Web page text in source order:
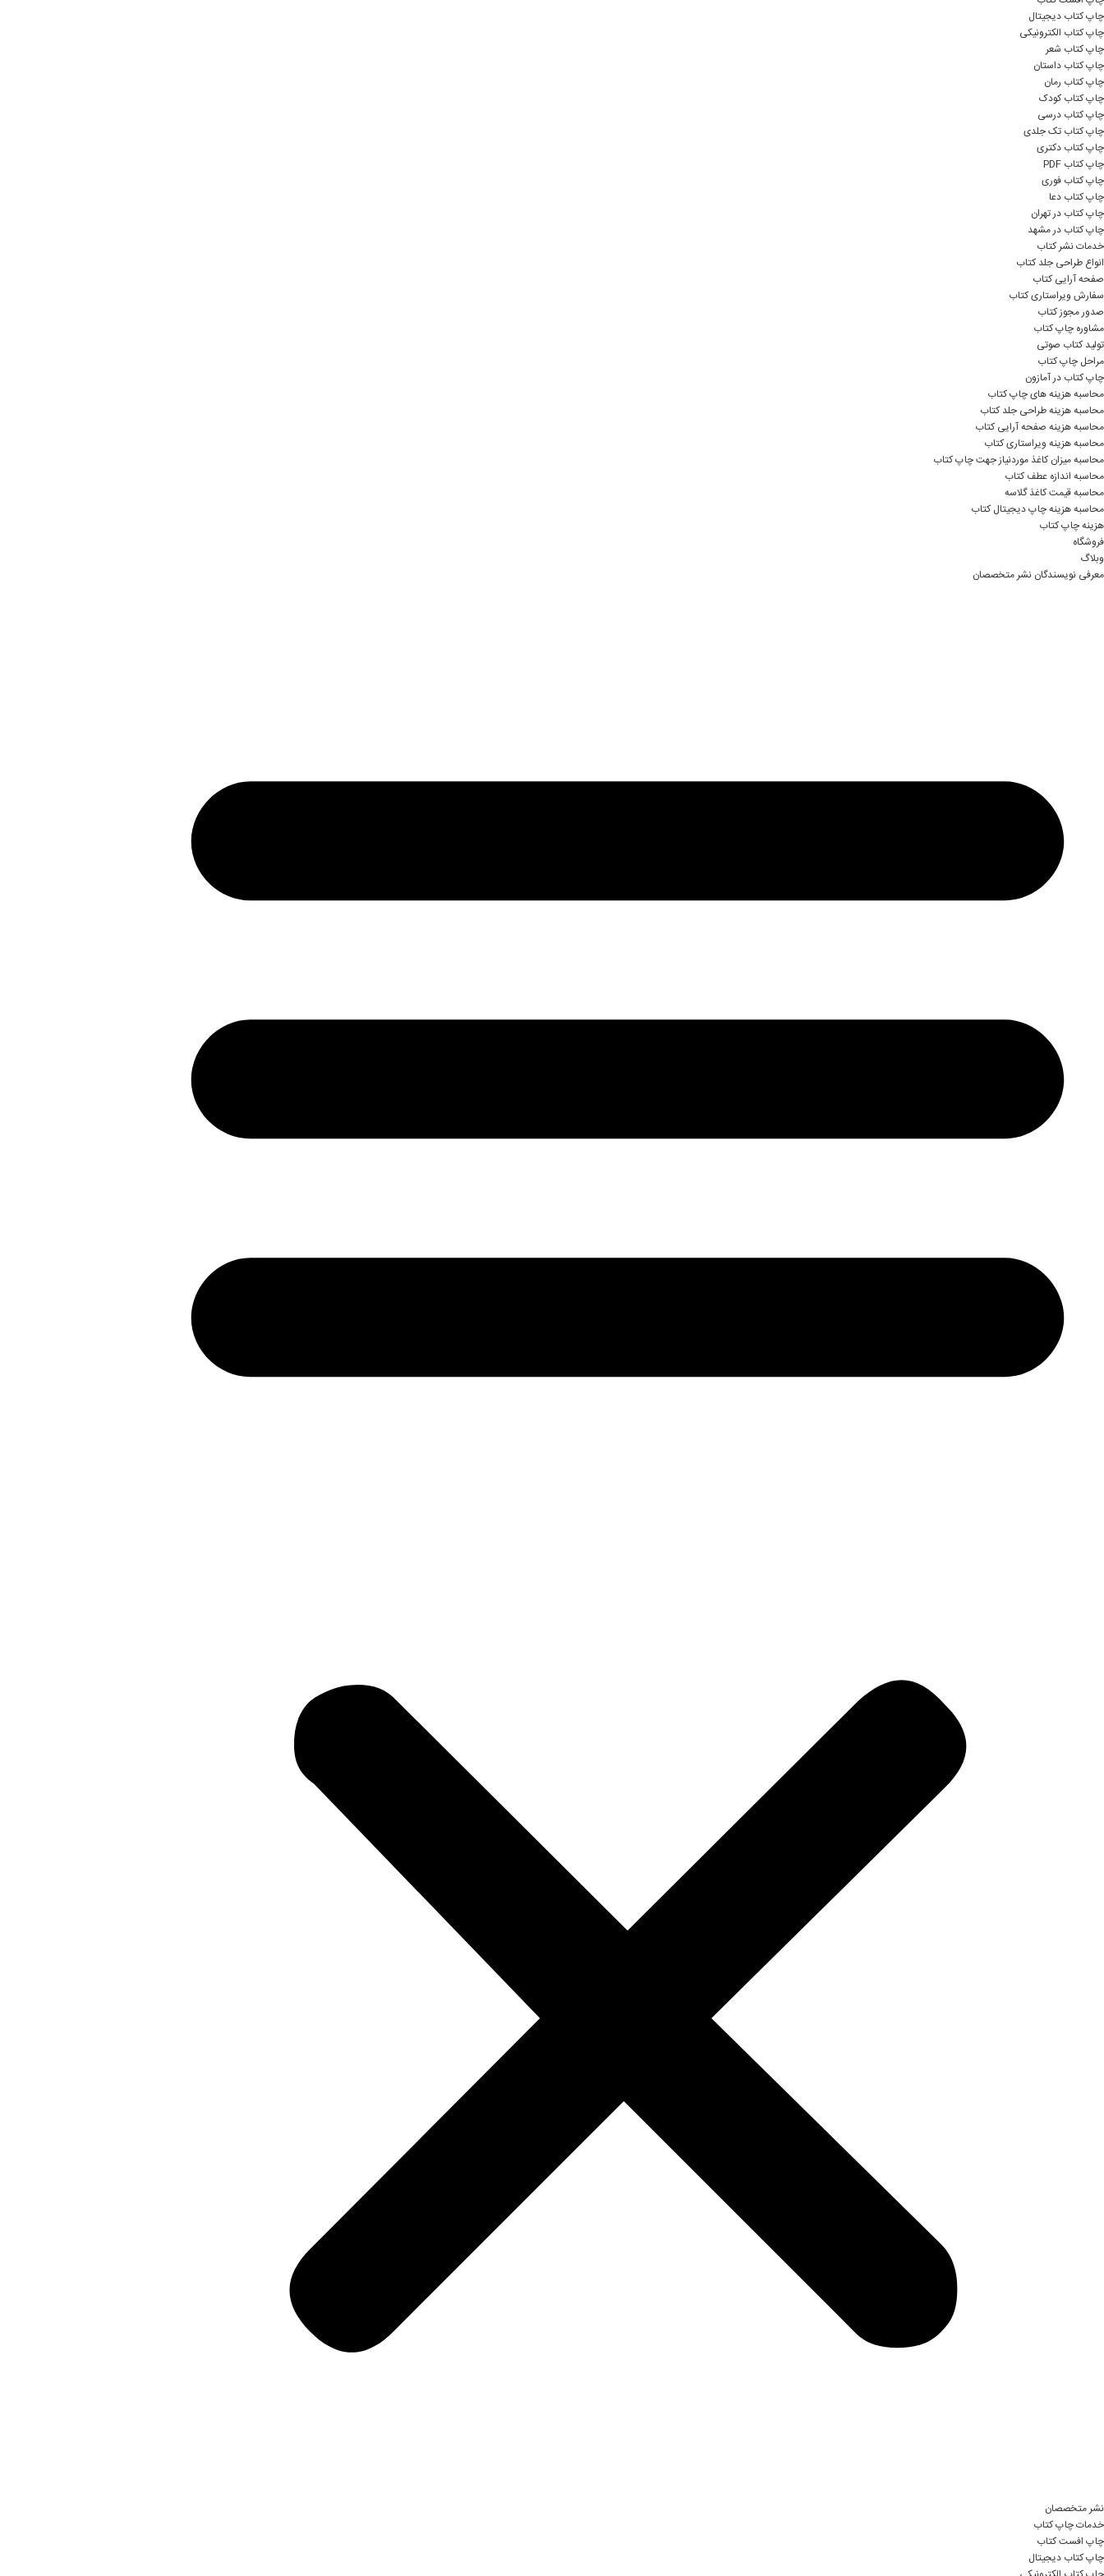
چاپ کتاب دیجیتال
چاپ کتاب الکترونیکی
چاپ کتاب شعر
چاپ کتاب داستان
چاپ کتاب رمان
چاپ کتاب کودک
چاپ کتاب درسی
چاپ کتاب تک جلدی
چاپ کتاب دکتری
چاپ کتاب PDF
چاپ کتاب فوری
چاپ کتاب دعا
چاپ کتاب در تهران
چاپ کتاب در مشهد
خدمات نشر کتاب
انواع طراحی جلد کتاب
صفحه آرایی کتاب
سفارش ویراستاری کتاب
صدور مجوز کتاب
مشاوره چاپ کتاب
تولید کتاب صوتی
مراحل چاپ کتاب
چاپ کتاب در آمازون
محاسبه هزینه های چاپ کتاب
محاسبه هزینه طراحی جلد کتاب
محاسبه هزینه صفحه آرایی کتاب
محاسبه هزینه ویراستاری کتاب
محاسبه میزان کاغذ موردنیاز جهت چاپ کتاب
محاسبه اندازه عطف کتاب
محاسبه قیمت کاغذ گلاسه
محاسبه هزینه چاپ دیجیتال کتاب
هزینه چاپ کتاب
فروشگاه
وبلاگ
معرفی نویسندگان نشر متخصصان
نشر متخصصان
خدمات چاپ کتاب
چاپ افست کتاب
چاپ کتاب دیجیتال